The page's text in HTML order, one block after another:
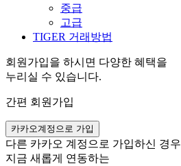
중급
고급
TIGER 거래방법
회원가입을 하시면 다양한 혜택을
누리실 수 있습니다.
간편 회원가입
카카오계정으로 가입
다른 카카오 계정으로 가입하신 경우
지금 새롭게 연동하는